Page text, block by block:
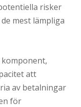
risker
mest lämpliga
att
av betalningar
för